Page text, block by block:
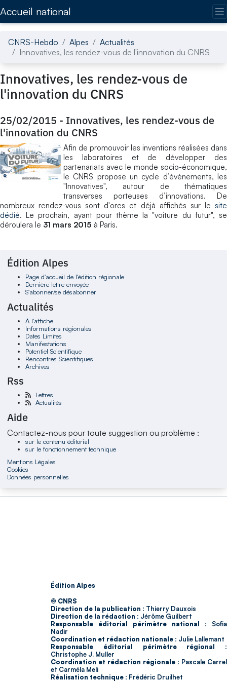
Accueil national
CNRS-Hebdo Alpes
Actualités
Innovatives, les rendez-vous de l'innovation du CNRS
Innovatives, les rendez-vous de
l'innovation du CNRS
25/02/2015 - Innovatives, les rendez-vous de
l'innovation du CNRS
Afin de promouvoir les inventions réalisées dans
les laboratoires et de développer des
partenariats avec le monde socio-économique,
le CNRS propose un cycle d’évènements, les
"Innovatives", autour de thématiques
transverses porteuses d’innovations. De
nombreux rendez-vous sont d'ores et déjà affichés sur le site
dédié. Le prochain, ayant pour thème la "voiture du futur", se
déroulera le 31 mars 2015 à Paris.
Édition Alpes
Page d'accueil de l'édition régionale
Dernière lettre envoyée
S'abonner/se désabonner
Actualités
À l'affiche
Informations régionales
Dates Limites
Manifestations
Potentiel Scientifique
Rencontres Scientifiques
Archives
Rss
Lettres
Actualités
Aide
Contactez-nous pour toute suggestion ou problème :
sur le contenu éditorial
sur le fonctionnement technique
Mentions Légales
Cookies
Données personnelles
Édition Alpes
© CNRS
Direction de la publication : Thierry Dauxois
Direction de la rédaction : Jérôme Guilbert
Responsable éditorial périmètre national : Sofia
Nadir
Coordination et rédaction nationale : Julie Lallemant
Responsable éditorial périmètre régional :
Christophe J. Muller
Coordination et rédaction régionale : Pascale Carrel
et Carméla Meli
Réalisation technique : Frédéric Druilhet